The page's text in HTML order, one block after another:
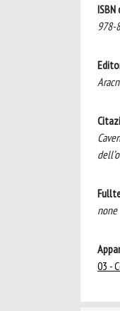
978-
none
03 -